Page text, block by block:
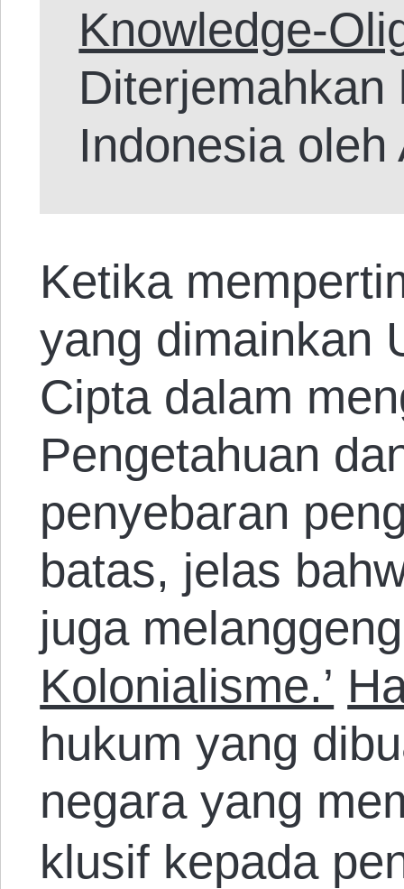
Knowledge-
Indonesia
Ketika
yang dimainkan
Cipta dalam
Pengetahuan
penyebaran
batas, jelas
juga
Kolonialisme.’
hukum yang
negara yang
klusif kepada